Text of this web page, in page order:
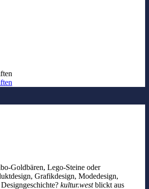
Goldbären, Lego-Steine oder
Grafikdesign, Modedesign,
kultur.westblickt aus